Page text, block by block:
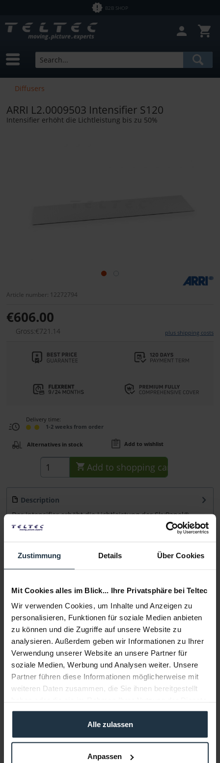
Zustimmung Details Über Cookies
Mit Cookies alles im Blick... Ihre Privatsphäre bei Teltec
Wir verwenden Cookies, um Inhalte und Anzeigen zu
personalisieren, Funktionen für soziale Medien anbieten
zu können und die Zugriffe auf unsere Website zu
analysieren. Außerdem geben wir Informationen zu Ihrer
Verwendung unserer Website an unsere Partner für
soziale Medien, Werbung und Analysen weiter. Unsere
Partner führen diese Informationen möglicherweise mit
weiteren Daten zusammen, die Sie ihnen bereitgestellt
gesammelt haben.
Alle zulassen
Anpassen
B2B SHOP
Diffusers
ARRI L2.0009503 Intensifier S120
Intensifier erhöht die Lichtleistung bis zu 50%
Article number: 12272794
€606.00
Gross:€721.14 plus shipping costs
Delivery time:
1-2 weeks from order
Alternatives in stock Add to wishlist
Add to shopping cart
Description
Der Intensifier erhöht die Lichtleistung der SkyPanel®
S120-C um bis zu 50% und erhält...
Manufacturer & Product Safety Information
Folgende Infos zum Hersteller sind verfübar...... more
More articles from +++ ARRI +++ look at